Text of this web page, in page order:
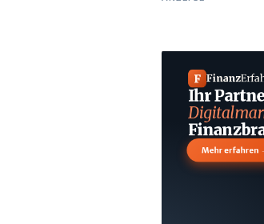
F Finanz
Ihr
Mehr erfahren